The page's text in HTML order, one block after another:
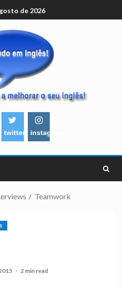
de 2026
twitter instagram
Teamwork
2 min read